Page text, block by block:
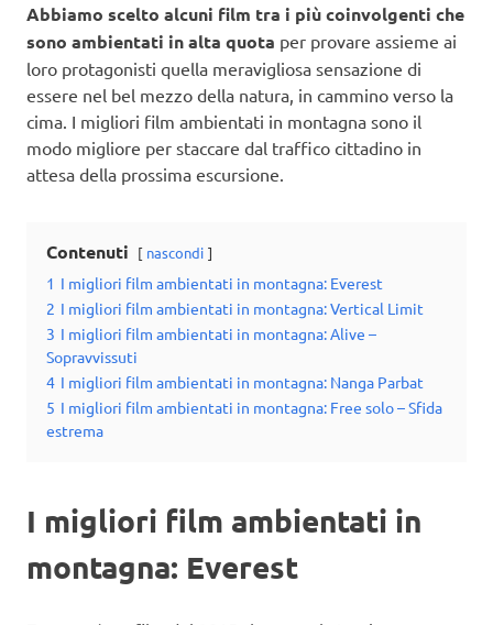
Abbiamo scelto alcuni film tra i più coinvolgenti che
sono ambientati in alta quota per provare assieme ai
loro protagonisti quella meravigliosa sensazione di
essere nel bel mezzo della natura, in cammino verso la
cima. I migliori film ambientati in montagna sono il
modo migliore per staccare dal traffico cittadino in
attesa della prossima escursione.
Contenuti nascondi
1 I migliori film ambientati in montagna: Everest
2 I migliori film ambientati in montagna: Vertical Limit
3 I migliori film ambientati in montagna: Alive –
Sopravvissuti
4 I migliori film ambientati in montagna: Nanga Parbat
5 I migliori film ambientati in montagna: Free solo – Sfida
estrema
I migliori film ambientati in
montagna: Everest